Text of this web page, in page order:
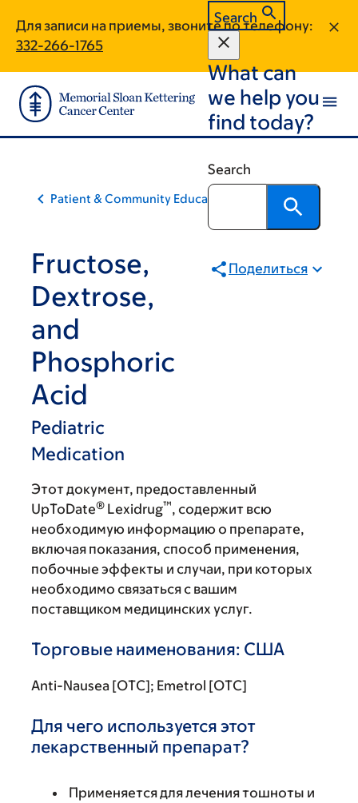
main
content
footer
Для записи на приемы, звоните по телефону:
332-266-1765
Search
What can
we help you
find today?
Search
Patient & Community Education
Fructose,
Dextrose,
and
Phosphoric
Acid
Pediatric
Medication
Поделиться
Этот документ, предоставленный
UpToDate® Lexidrug™, содержит всю
необходимую информацию о препарате,
включая показания, способ применения,
побочные эффекты и случаи, при которых
необходимо связаться с вашим
поставщиком медицинских услуг.
Торговые наименования: США
Anti-Nausea [OTC]; Emetrol [OTC]
Для чего используется этот
лекарственный препарат?
Применяется для лечения тошноты и